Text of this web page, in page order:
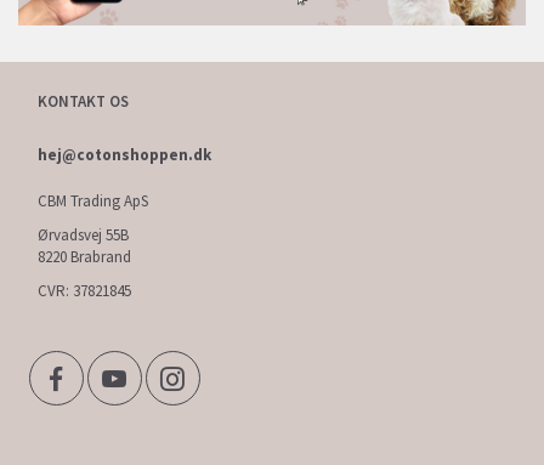
KONTAKT OS
hej@cotonshoppen.dk
CBM Trading ApS
Ørvadsvej 55B
8220 Brabrand
CVR: 37821845